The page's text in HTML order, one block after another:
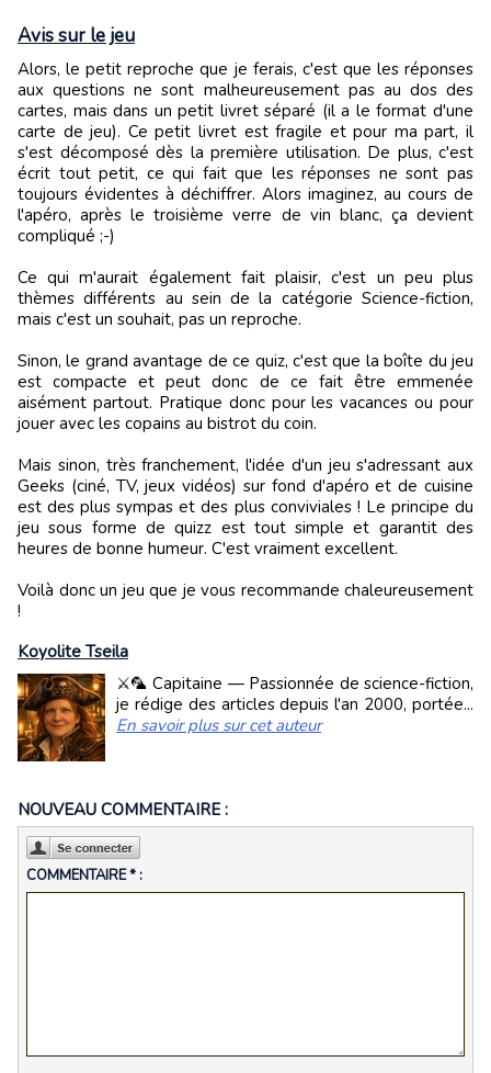
Avis sur le jeu
Alors, le petit reproche que je ferais, c'est que les réponses
aux questions ne sont malheureusement pas au dos des
cartes, mais dans un petit livret séparé (il a le format d'une
carte de jeu). Ce petit livret est fragile et pour ma part, il
s'est décomposé dès la première utilisation. De plus, c'est
écrit tout petit, ce qui fait que les réponses ne sont pas
toujours évidentes à déchiffrer. Alors imaginez, au cours de
l'apéro, après le troisième verre de vin blanc, ça devient
compliqué ;-)
Ce qui m'aurait également fait plaisir, c'est un peu plus
thèmes différents au sein de la catégorie Science-fiction,
mais c'est un souhait, pas un reproche.
Sinon, le grand avantage de ce quiz, c'est que la boîte du jeu
est compacte et peut donc de ce fait être emmenée
aisément partout. Pratique donc pour les vacances ou pour
jouer avec les copains au bistrot du coin.
Mais sinon, très franchement, l'idée d'un jeu s'adressant aux
Geeks (ciné, TV, jeux vidéos) sur fond d'apéro et de cuisine
est des plus sympas et des plus conviviales ! Le principe du
jeu sous forme de quizz est tout simple et garantit des
heures de bonne humeur. C'est vraiment excellent.
Voilà donc un jeu que je vous recommande chaleureusement
!
Koyolite Tseila
⚔️🦜 Capitaine — Passionnée de science-fiction,
je rédige des articles depuis l'an 2000, portée...
En savoir plus sur cet auteur
NOUVEAU COMMENTAIRE :
COMMENTAIRE * :